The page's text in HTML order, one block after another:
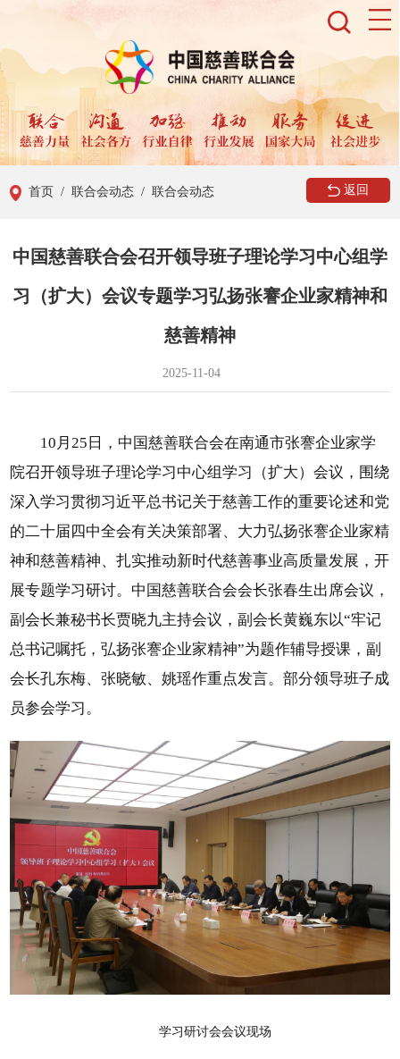
首页 / 联合会动态 / 联合会动态 返回
中国慈善联合会召开领导班子理论学习中心组学
习（扩大）会议专题学习弘扬张謇企业家精神和
慈善精神
2025-11-04
10月25日，中国慈善联合会在南通市张謇企业家学
院召开领导班子理论学习中心组学习（扩大）会议，围绕
深入学习贯彻习近平总书记关于慈善工作的重要论述和党
的二十届四中全会有关决策部署、大力弘扬张謇企业家精
神和慈善精神、扎实推动新时代慈善事业高质量发展，开
展专题学习研讨。中国慈善联合会会长张春生出席会议，
副会长兼秘书长贾晓九主持会议，副会长黄巍东以“牢记
总书记嘱托，弘扬张謇企业家精神”为题作辅导授课，副
会长孔东梅、张晓敏、姚瑶作重点发言。部分领导班子成
员参会学习。
学习研讨会会议现场